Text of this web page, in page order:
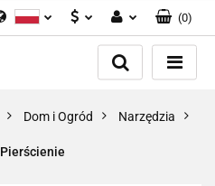
GBP
Zaloguj się
Dodaj zgłoszenie
(0)
Dom i Ogród Narzędzia
Pierścienie